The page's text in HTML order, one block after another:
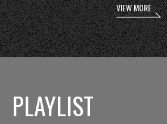
VIEW MORE
PLAYLIST